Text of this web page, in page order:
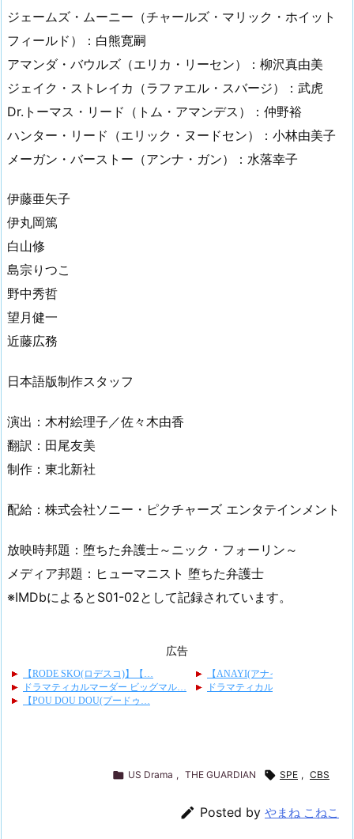
ジェームズ・ムーニー（チャールズ・マリック・ホイット
フィールド）：白熊寛嗣
アマンダ・バウルズ（エリカ・リーセン）：柳沢真由美
ジェイク・ストレイカ（ラファエル・スバージ）：武虎
Dr.トーマス・リード（トム・アマンデス）：仲野裕
ハンター・リード（エリック・ヌードセン）：小林由美子
メーガン・バーストー（アンナ・ガン）：水落幸子
伊藤亜矢子
伊丸岡篤
白山修
島宗りつこ
野中秀哲
望月健一
近藤広務
日本語版制作スタッフ
演出：木村絵理子／佐々木由香
翻訳：田尾友美
制作：東北新社
配給：株式会社ソニー・ピクチャーズ エンタテインメント
放映時邦題：堕ちた弁護士～ニック・フォーリン～
メディア邦題：ヒューマニスト 堕ちた弁護士
※IMDbによるとS01-02として記録されています。
広告
 US Drama , THE GUARDIAN  SPE , CBS
 Posted by やまね こねこ